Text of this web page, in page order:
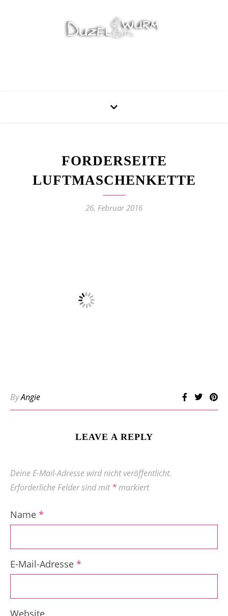
FORDERSEITE
LUFTMASCHENKETTE
26. Februar 2016
ByAngie
LEAVE A REPLY
Deine E-Mail-Adresse wird nicht veröffentlicht.
Erforderliche Felder sind mit*markiert
Name *
E-Mail-Adresse *
Website